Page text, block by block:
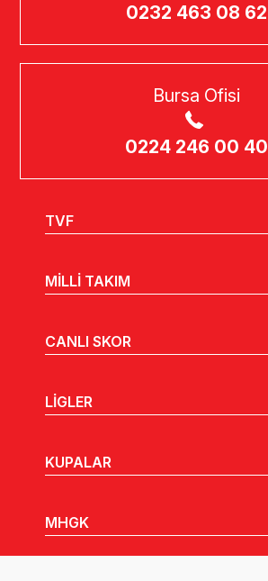
0232 463 08 62
Bursa Ofisi
0224 246 00 40
TVF
MİLLİ TAKIM
CANLI SKOR
LİGLER
KUPALAR
MHGK